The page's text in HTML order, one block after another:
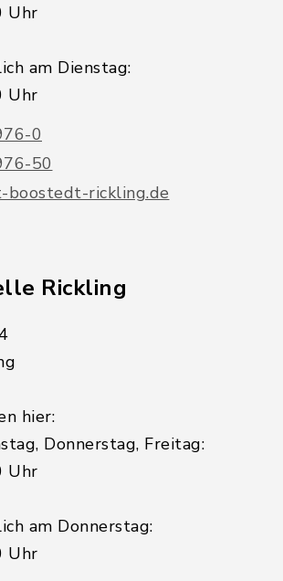
Uhr
am Dienstag:
Uhr
0
50
boostedt-rickling.de
Rickling
hier:
Donnerstag, Freitag:
Uhr
am Donnerstag:
Uhr